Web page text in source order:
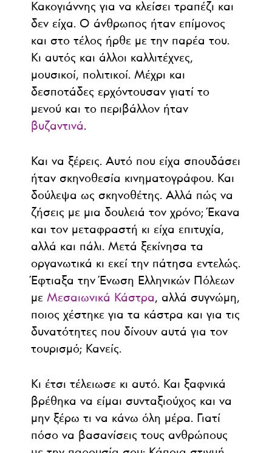
Κακογιάννης για να κλείσει τραπέζι και
δεν είχα. Ο άνθρωπος ήταν επίμονος
και στο τέλος ήρθε με την παρέα του.
Κι αυτός και άλλοι καλλιτέχνες,
μουσικοί, πολιτικοί. Μέχρι και
δεσποτάδες ερχόντουσαν γιατί το
μενού και το περιβάλλον ήταν
βυζαντινά.
Και να ξέρεις. Αυτό που είχα σπουδάσει
ήταν σκηνοθεσία κινηματογράφου. Και
δούλεψα ως σκηνοθέτης. Αλλά πώς να
ζήσεις με μια δουλειά τον χρόνο; Έκανα
και τον μεταφραστή κι είχα επιτυχία,
αλλά και πάλι. Μετά ξεκίνησα τα
οργανωτικά κι εκεί την πάτησα εντελώς.
Έφτιαξα την Ένωση Ελληνικών Πόλεων
με Μεσαιωνικά Κάστρα, αλλά συγνώμη,
ποιος χέστηκε για τα κάστρα και για τις
δυνατότητες που δίνουν αυτά για τον
τουρισμό; Κανείς.
Κι έτσι τέλειωσε κι αυτό. Και ξαφνικά
βρέθηκα να είμαι συνταξιούχος και να
μην ξέρω τι να κάνω όλη μέρα. Γιατί
πόσο να βασανίσεις τους ανθρώπους